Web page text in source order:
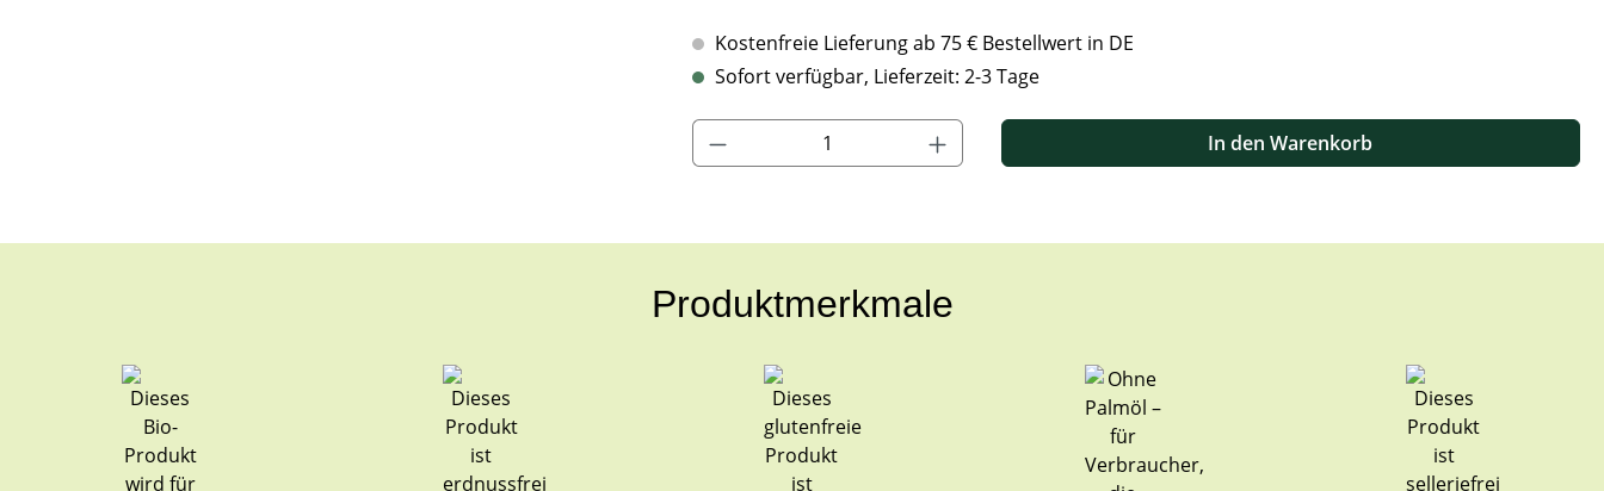
Kostenfreie Lieferung ab 75 € Bestellwert in DE
Sofort verfügbar, Lieferzeit: 2-3 Tage
Produkt Anzahl: Gib den gewünschten Wert ein oder benutze die Schaltflächen um die Anzahl zu erhöhen oder
In den Warenkorb
Produktmerkmale